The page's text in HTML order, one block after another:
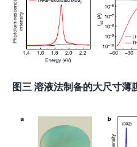
图三 溶液法制备的大尺寸薄